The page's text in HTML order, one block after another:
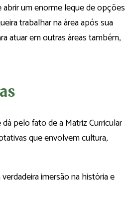
um enorme leque de opções
trabalhar na área após sua
atuar em outras áreas também,
pelo fato de a Matriz Curricular
que envolvem cultura,
imersão na história e